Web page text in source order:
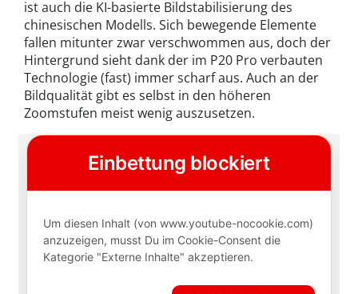
ist auch die KI-basierte Bildstabilisierung des
chinesischen Modells. Sich bewegende Elemente
fallen mitunter zwar verschwommen aus, doch der
Hintergrund sieht dank der im P20 Pro verbauten
Technologie (fast) immer scharf aus. Auch an der
Bildqualität gibt es selbst in den höheren
Zoomstufen meist wenig auszusetzen.